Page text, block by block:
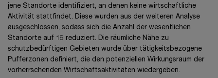
jene Standorte identifiziert, an denen keine wirtschaftliche
Aktivität stattfindet. Diese wurden aus der weiteren Analyse
ausgeschlossen, sodass sich die Anzahl der wesentlichen
Standorte auf 19 reduziert. Die räumliche Nähe zu
schutzbedürftigen Gebieten wurde über tätigkeitsbezogene
Pufferzonen definiert, die den potenziellen Wirkungsraum der
vorherrschenden Wirtschaftsaktivitäten wiedergeben.